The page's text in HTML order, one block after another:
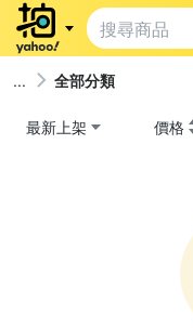
全部分類
最新上架 價格